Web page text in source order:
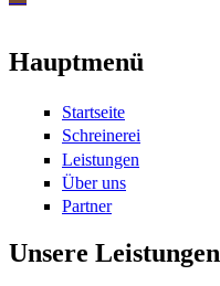
Hauptmenü
Startseite
Schreinerei
Leistungen
Über uns
Partner
Unsere Leistungen